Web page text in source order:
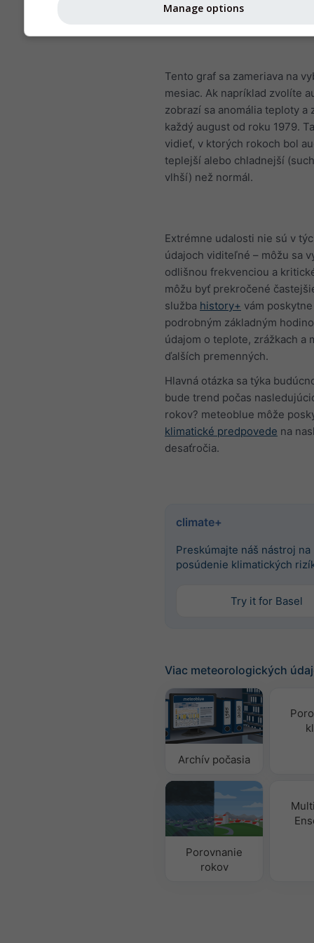
Tento graf sa zameriava na
mesiac. Ak napríklad zvolíte
zobrazí sa anomália teploty a
každý august od roku 1979.
vidieť, v ktorých rokoch bol
teplejší alebo chladnejší
vlhší) než normál.
Extrémne udalosti nie sú v
údajoch viditeľné – môžu sa
odlišnou frekvenciou a
môžu byť prekročené
služba history+ vám
podrobným základným
údajom o teplote, zrážkach a
ďalších premenných.
Hlavná otázka sa týka
bude trend počas
rokov? meteoblue môže
klimatické predpovede na
desaťročia.
climate+
Preskúmajte náš nástroj na
posúdenie klimatických
Try it for Basel
Viac meteorologických
Archív počasia
Porovnanie
rokov
Manage options